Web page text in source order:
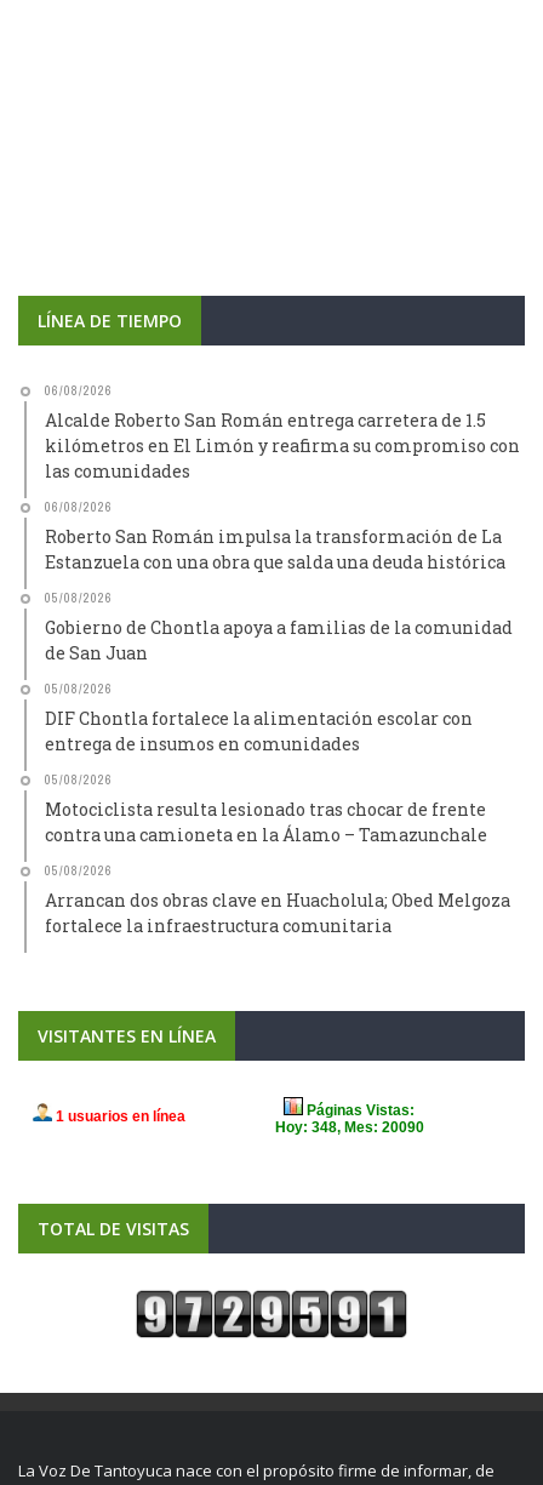
LÍNEA DE TIEMPO
06/08/2026
Alcalde Roberto San Román entrega carretera de 1.5
kilómetros en El Limón y reafirma su compromiso con
las comunidades
06/08/2026
Roberto San Román impulsa la transformación de La
Estanzuela con una obra que salda una deuda histórica
05/08/2026
Gobierno de Chontla apoya a familias de la comunidad
de San Juan
05/08/2026
DIF Chontla fortalece la alimentación escolar con
entrega de insumos en comunidades
05/08/2026
Motociclista resulta lesionado tras chocar de frente
contra una camioneta en la Álamo – Tamazunchale
05/08/2026
Arrancan dos obras clave en Huacholula; Obed Melgoza
fortalece la infraestructura comunitaria
VISITANTES EN LÍNEA
TOTAL DE VISITAS
La Voz De Tantoyuca nace con el propósito firme de informar, de